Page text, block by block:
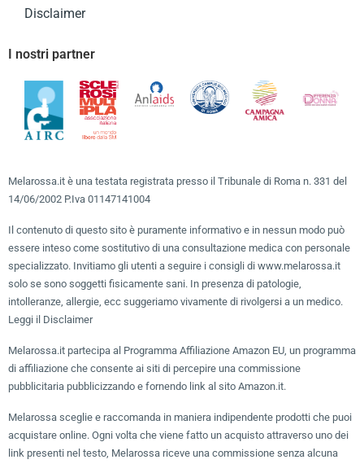
Disclaimer
I nostri partner
Melarossa.it è una testata registrata presso il Tribunale di Roma n. 331 del
14/06/2002 P.Iva 01147141004
Il contenuto di questo sito è puramente informativo e in nessun modo può
essere inteso come sostitutivo di una consultazione medica con personale
specializzato. Invitiamo gli utenti a seguire i consigli di www.melarossa.it
solo se sono soggetti fisicamente sani. In presenza di patologie,
intolleranze, allergie, ecc suggeriamo vivamente di rivolgersi a un medico.
Leggi il Disclaimer
Melarossa.it partecipa al Programma Affiliazione Amazon EU, un programma
di affiliazione che consente ai siti di percepire una commissione
pubblicitaria pubblicizzando e fornendo link al sito Amazon.it.
Melarossa sceglie e raccomanda in maniera indipendente prodotti che puoi
acquistare online. Ogni volta che viene fatto un acquisto attraverso uno dei
link presenti nel testo, Melarossa riceve una commissione senza alcuna